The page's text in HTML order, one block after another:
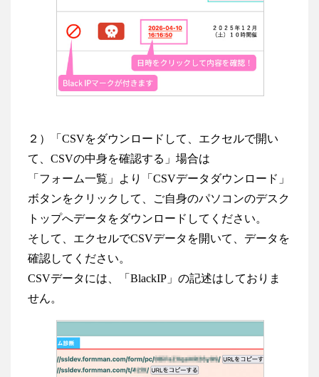
２）「CSVをダウンロードして、エクセルで開い
て、CSVの中身を確認する」場合は
「フォーム一覧」より「CSVデータダウンロード」
ボタンをクリックして、ご自身のパソコンのデスク
トップへデータをダウンロードしてください。
そして、エクセルでCSVデータを開いて、データを
確認してください。
CSVデータには、「BlackIP」の記述はしておりま
せん。